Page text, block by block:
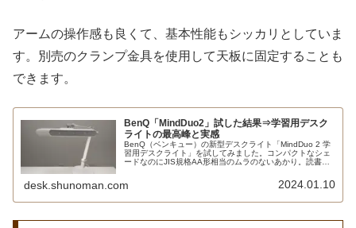
アームの操作感も良くて、基本性能もシッカリとしていま
す。別売のクランプ金具を使用して天板に固定することも
できます。
BenQ「MindDuo2」試した結果⇒学習用デスク
ライトの最高峰と実感
BenQ（ベンキュー）の新型デスクライト「MindDuo 2 学
習用デスクライト」を試してみました。コンパクトなシェ
ードなのにJIS規格AA形相当のムラのないあかり。読書モ
desk.shunoman.com 2024.01.10